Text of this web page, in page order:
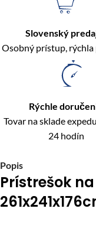
Slovenský
Osobný prístup,
Rýchle
Tovar na sklade
24 hodín
Popis
Prístrešok